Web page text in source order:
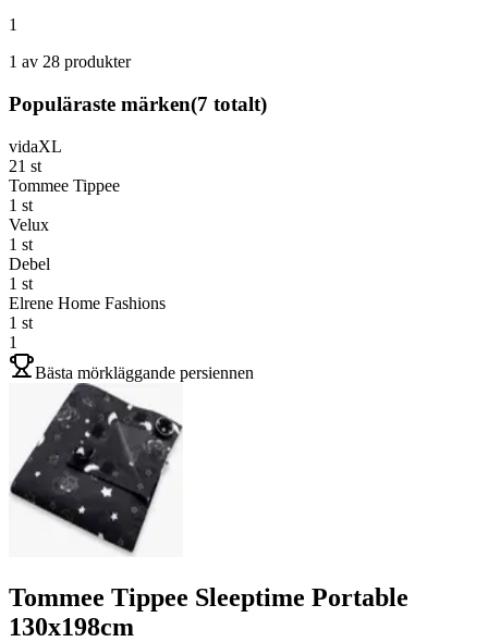
1
1 av 28 produkter
Populäraste märken(7 totalt)
vidaXL
21 st
Tommee Tippee
1 st
Velux
1 st
Debel
1 st
Elrene Home Fashions
1 st
1
Bästa mörkläggande persiennen
Tommee Tippee Sleeptime Portable
130x198cm